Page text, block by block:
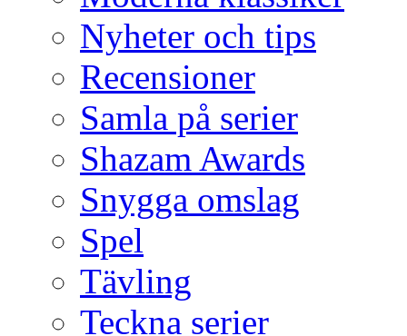
Nyheter och tips
Recensioner
Samla på serier
Shazam Awards
Snygga omslag
Spel
Tävling
Teckna serier